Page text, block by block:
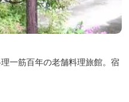
一筋百年の老舗料理旅館。宿